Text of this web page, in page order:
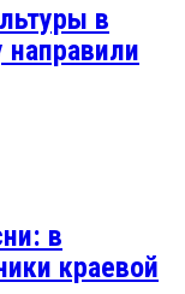
в
в
краевой